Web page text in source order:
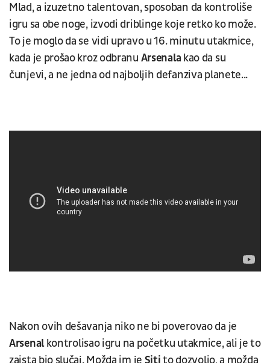
Mlad, a izuzetno talentovan, sposoban da kontroliše
igru sa obe noge, izvodi driblinge koje retko ko može.
To je moglo da se vidi upravo u 16. minutu utakmice,
kada je prošao kroz odbranu Arsenalakao da su
čunjevi, a ne jedna od najboljih defanziva planete...
Nakon ovih dešavanja niko ne bi poverovao da je
Arsenalkontrolisao igru na početku utakmice, ali je to